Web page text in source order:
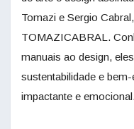
Tomazi e Sergio
TOMAZICABRAL.
manuais ao design,
sustentabilidade e
impactante e emocional.